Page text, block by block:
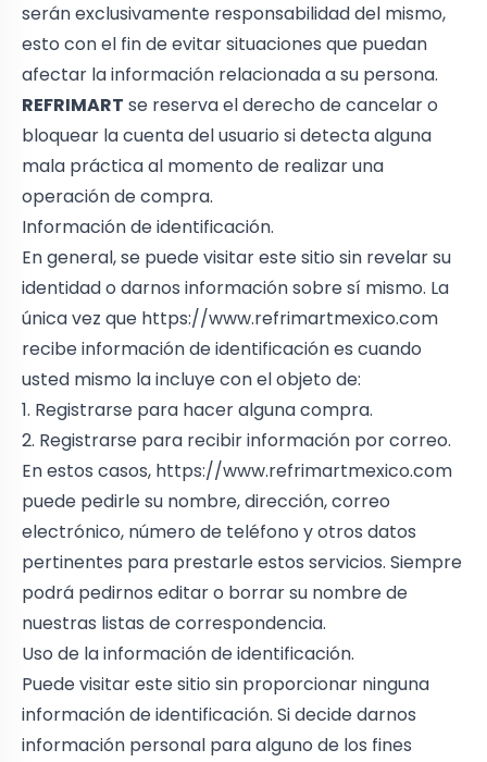
serán exclusivamente responsabilidad del mismo,
esto con el fin de evitar situaciones que puedan
afectar la información relacionada a su persona.
REFRIMART se reserva el derecho de cancelar o
bloquear la cuenta del usuario si detecta alguna
mala práctica al momento de realizar una
operación de compra.
Información de identificación.
En general, se puede visitar este sitio sin revelar su
identidad o darnos información sobre sí mismo. La
única vez que https://www.refrimartmexico.com
recibe información de identificación es cuando
usted mismo la incluye con el objeto de:
1. Registrarse para hacer alguna compra.
2. Registrarse para recibir información por correo.
En estos casos, https://www.refrimartmexico.com
puede pedirle su nombre, dirección, correo
electrónico, número de teléfono y otros datos
pertinentes para prestarle estos servicios. Siempre
podrá pedirnos editar o borrar su nombre de
nuestras listas de correspondencia.
Uso de la información de identificación.
Puede visitar este sitio sin proporcionar ninguna
información de identificación. Si decide darnos
información personal para alguno de los fines